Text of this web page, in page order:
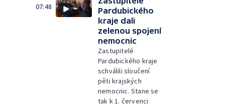
07:48
Pardubického
kraje dali
zelenou spojení
nemocnic
Zastupitelé
Pardubického kraje
schválili sloučení
pěti krajských
nemocnic. Stane se
tak k 1. červenci